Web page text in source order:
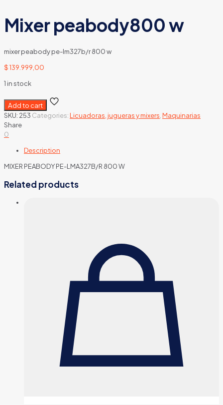
Mixer peabody800 w
mixer peabody pe-lm327b/r 800 w
$139.999,00
1 in stock
Add to cart
SKU: 253 Categories:Licuadoras, jugueras y mixers Maquinarias
Share
0
Description
MIXER PEABODY PE-LMA327B/R 800 W
Related products